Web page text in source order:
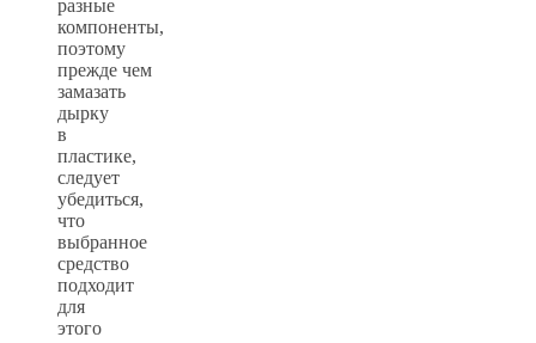
разные
компоненты,
поэтому
прежде чем
замазать
дырку
в
пластике,
следует
убедиться,
что
выбранное
средство
подходит
для
этого